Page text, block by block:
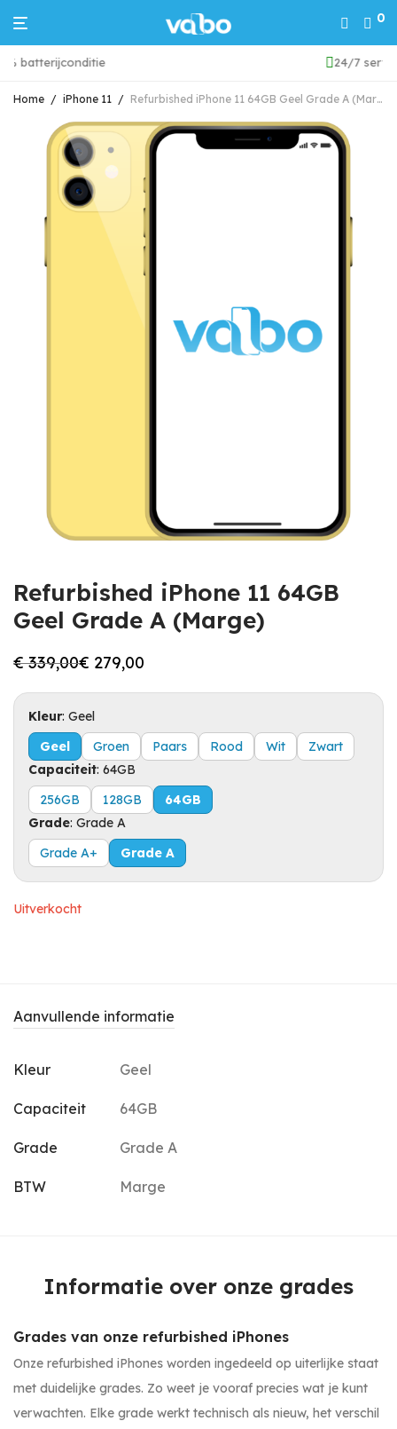
0
Home / iPhone 11 / Refurbished iPhone 11 64GB Geel Grade A (Marge)
Refurbished iPhone 11 64GB
Geel Grade A (Marge)
€339,00
Oorspronkelijke
was:
€ 339,00.
€ 279,00
Huidige
is:
€ 279,00.
Kleur: Geel
Geel
Groen Paars Rood Wit
Zwart
Capaciteit: 64GB
256GB
128GB
64GB
Grade: Grade A
Grade A+
Grade A
Uitverkocht
Aanvullende informatie
Kleur Geel
Capaciteit 64GB
Grade Grade A
BTW Marge
Informatie over onze grades
Grades van onze refurbished iPhones
Onze refurbished iPhones worden ingedeeld op uiterlijke staat
met duidelijke grades. Zo weet je vooraf precies wat je kunt
verwachten. Elke grade werkt technisch als nieuw, het verschil